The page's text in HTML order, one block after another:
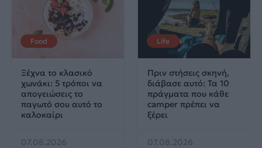
Food
Ξέχνα το κλασικό
χωνάκι: 5 τρόποι να
απογειώσεις το
παγωτό σου αυτό το
καλοκαίρι
07.08.2026
Life
Πριν στήσεις σκηνή,
διάβασε αυτό: Τα 10
πράγματα που κάθε
camper πρέπει να
ξέρει
07.08.2026